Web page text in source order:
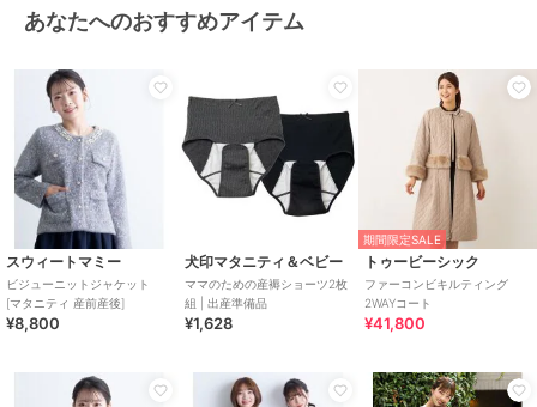
あなたへのおすすめアイテム
スウィートマミー
ビジューニットジャケット
[マタニティ 産前産後]
¥8,800
犬印マタニティ＆ベビー
ママのための産褥ショーツ2枚
組 | 出産準備品
¥1,628
期間限定SALE
トゥービーシック
ファーコンビキルティング
2WAYコート
¥41,800